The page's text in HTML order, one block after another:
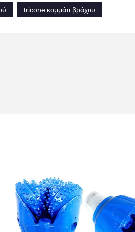
tricone κομμάτι βράχου